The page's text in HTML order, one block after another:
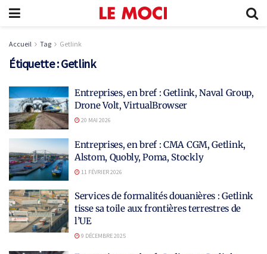
Accueil Tag Getlink
Étiquette :Getlink
Entreprises, en bref : Getlink, Naval Group,
Drone Volt, VirtualBrowser
20 MAI 2026
Entreprises, en bref : CMA CGM, Getlink,
Alstom, Quobly, Poma, Stockly
11 FÉVRIER 2026
Services de formalités douanières : Getlink
tisse sa toile aux frontières terrestres de
l’UE
9 DÉCEMBRE 2025